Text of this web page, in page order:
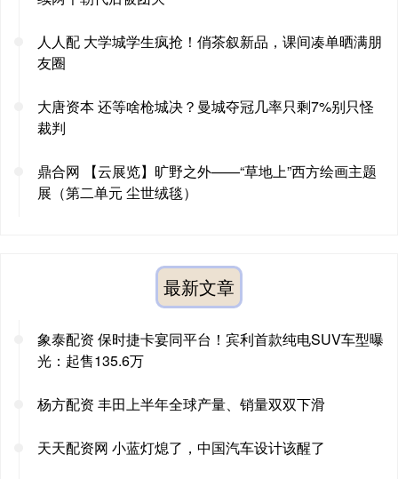
人人配 大学城学生疯抢！俏茶叙新品，课间凑单晒满朋
友圈
大唐资本 还等啥枪城决？曼城夺冠几率只剩7%别只怪
裁判
鼎合网 【云展览】旷野之外——“草地上”西方绘画主题
展（第二单元 尘世绒毯）
最新文章
象泰配资 保时捷卡宴同平台！宾利首款纯电SUV车型曝
光：起售135.6万
杨方配资 丰田上半年全球产量、销量双双下滑
天天配资网 小蓝灯熄了，中国汽车设计该醒了